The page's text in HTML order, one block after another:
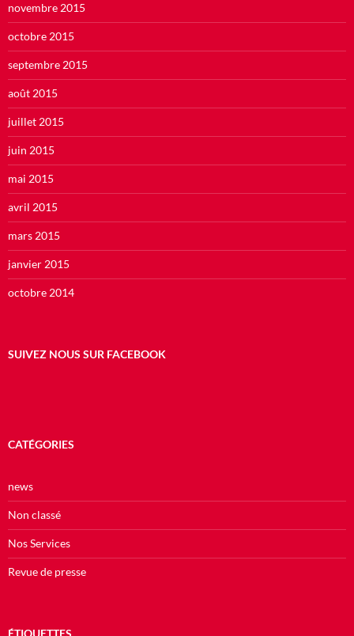
novembre 2015
octobre 2015
septembre 2015
août 2015
juillet 2015
juin 2015
mai 2015
avril 2015
mars 2015
janvier 2015
octobre 2014
SUIVEZ NOUS SUR FACEBOOK
CATÉGORIES
news
Non classé
Nos Services
Revue de presse